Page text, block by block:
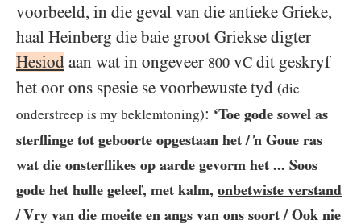
voorbeeld, in die geval van die antieke Grieke,
haal Heinberg die baie groot Griekse digter
Hesiod aan wat in ongeveer 800 vC dit geskryf
het oor ons spesie se voorbewuste tyd (die
onderstreep is my beklemtoning): ‘Toe gode sowel as
sterflinge tot geboorte opgestaan het / ‘n Goue ras
wat die onsterflikes op aarde gevorm het ... Soos
gode het hulle geleef, met kalm, onbetwiste verstand
/ Vry van die moeite en angs van ons soort / Ook nie